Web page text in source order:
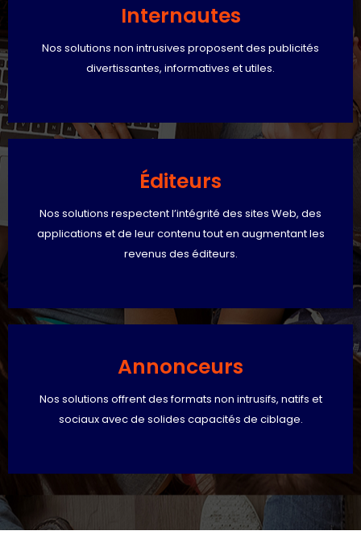
Internautes
Nos solutions non intrusives proposent des publicités
divertissantes, informatives et utiles.
Éditeurs
Nos solutions respectent l’intégrité des sites Web, des
applications et de leur contenu tout en augmentant les
revenus des éditeurs.
Annonceurs
Nos solutions offrent des formats non intrusifs, natifs et
sociaux avec de solides capacités de ciblage.